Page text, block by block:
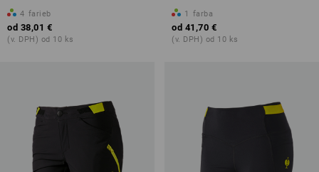
4 farieb
od 38,01 €
(v. DPH) od 10 ks
1 farba
od 41,70 €
(v. DPH) od 10 ks